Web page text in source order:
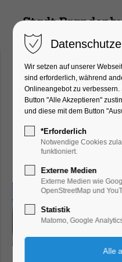
Kanuverleih
Ritterstraße 76,
Brandenburg
Wir setzen auf unserer
sind erforderlich, während
Onlineangebot zu
Button "Alle Akzeptieren"
und diese mit dem Button
*Erforderlich
Notwendige Cookies
funktioniert.
Externe Medien
Externe Medien wie
OpenStreetMap und
Statistik
Matomo, Google